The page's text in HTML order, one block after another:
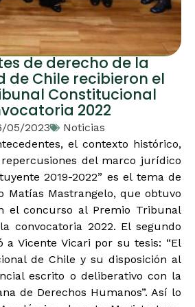
de derecho de la
de Chile recibieron el
Constitucional
2022
05/2023
Noticias
el contexto histórico,
del marco jurídico
2019-2022” es el tema de
Matías Mastrangelo, que obtuvo
el concurso al Premio Tribunal
convocatoria 2022. El segundo
a Vicente Vicari por su tesis: “El
de Chile y su disposición al
escrito o deliberativo con la
de Derechos Humanos”. Así lo